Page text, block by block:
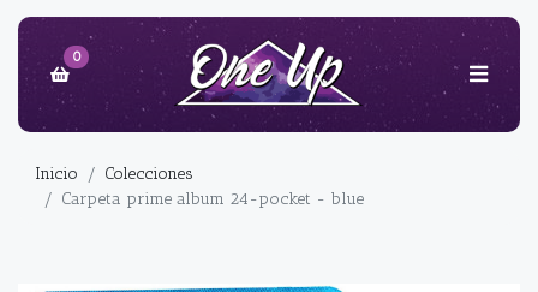
0
Inicio
Colecciones
Carpeta prime album 24-pocket - blue